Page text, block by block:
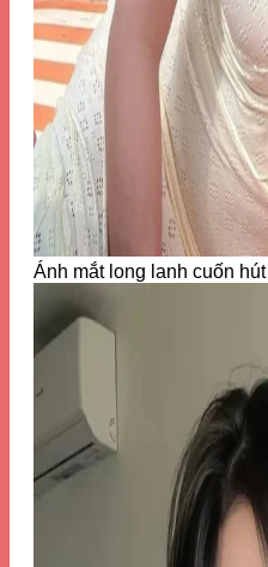
Ánh mắt long lanh cuốn